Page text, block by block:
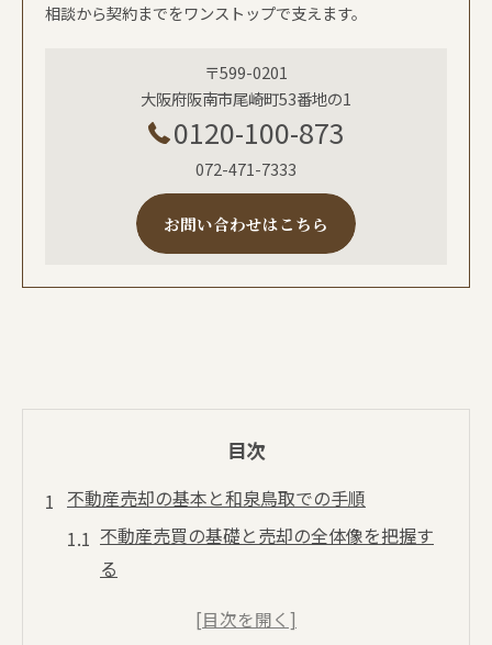
相談から契約までをワンストップで支えます。
〒599-0201
大阪府阪南市尾崎町53番地の1
0120-100-873
072-471-7333
お問い合わせはこちら
目次
不動産売却の基本と和泉鳥取での手順
不動産売買の基礎と売却の全体像を把握す
る
和泉鳥取で知っておきたい不動産売却の流